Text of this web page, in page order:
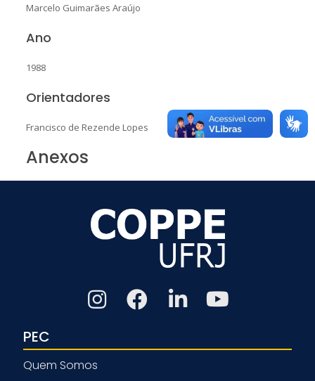
Marcelo Guimarães Araújo
Ano
1988
Orientadores
Francisco de Rezende Lopes
Anexos
PEC
Quem Somos